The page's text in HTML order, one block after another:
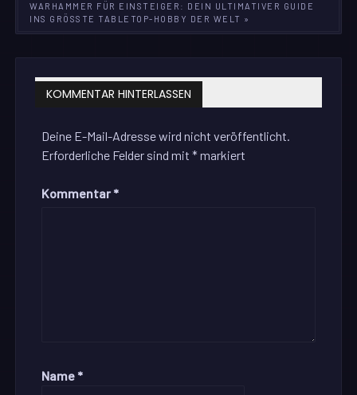
WARHAMMER FÜR EINSTEIGER: DEIN ULTIMATIVER GUIDE
INS GRÖSSTE TABLETOP-HOBBY DER WELT »
KOMMENTAR HINTERLASSEN
Deine E-Mail-Adresse wird nicht veröffentlicht.
Erforderliche Felder sind mit*markiert
Kommentar *
Name *